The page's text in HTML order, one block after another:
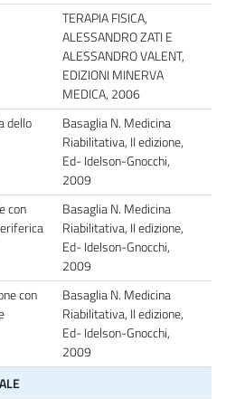
TERAPIA FISICA,
ALESSANDRO ZATI E
ALESSANDRO VALENT,
EDIZIONI MINERVA
MEDICA, 2006
dello
Basaglia N. Medicina
Riabilitativa, II edizione,
Ed- Idelson-Gnocchi,
2009
con
Basaglia N. Medicina
Riabilitativa, II edizione,
Ed- Idelson-Gnocchi,
2009
con
Basaglia N. Medicina
Riabilitativa, II edizione,
Ed- Idelson-Gnocchi,
2009